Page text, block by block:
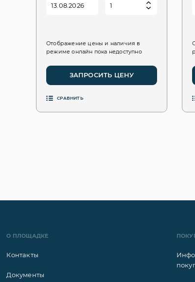
Отображение цены и наличия в
режиме онлайн пока недоступно
ЗАПРОСИТЬ ЦЕНУ
СРАВНИТЬ
О ПЛОЩАДКЕ
Контакты
Документы